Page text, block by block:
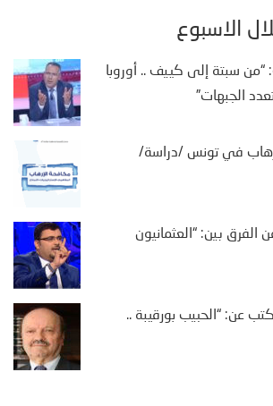
الأسبوع
“من سبتة إلى كييف .. أوروبا
الجبهات”
في تونس /دراسة/
بين: “العثمانيون
عن: “الحبيب بورقيبة ..